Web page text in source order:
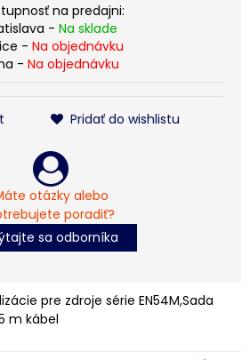
na predajni:
- Na sklade
- Na objednávku
- Na objednávku
Pridať do wishlistu
otázky alebo
poradiť?
sa odborníka
pre zdroje série EN54M,Sada
m kábel